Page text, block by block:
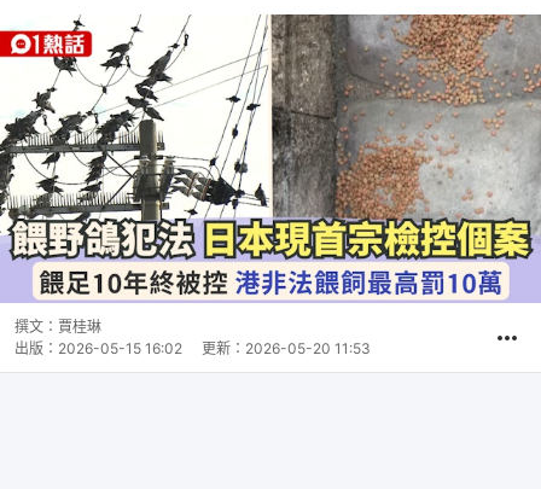
撰文： 賈桂琳
出版： 2026-05-15 16:02 更新： 2026-05-20 11:53